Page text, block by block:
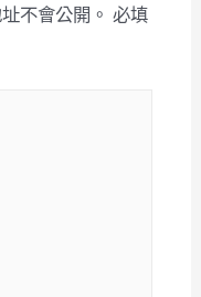
不會公開。 必填